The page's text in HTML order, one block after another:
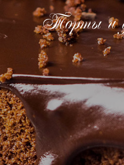
Торты и